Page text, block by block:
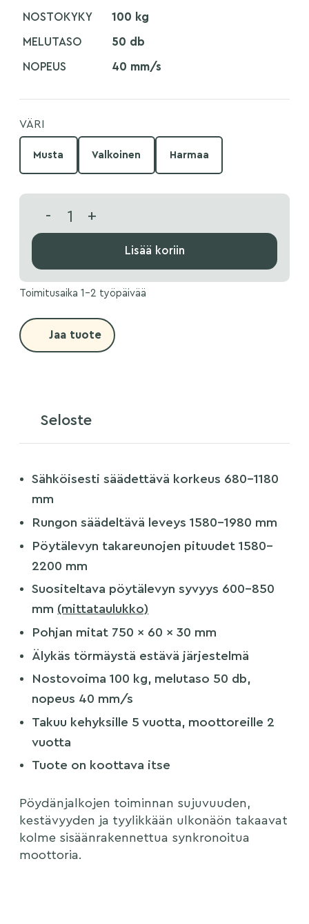
NOSTOKYKY 100 kg
MELUTASO 50 db
NOPEUS 40 mm/s
VÄRI
Musta Valkoinen Harmaa
- +
Lisää koriin
Toimitusaika 1-2 työpäivää
Jaa tuote
Seloste
Sähköisesti säädettävä korkeus 680–1180
mm
Rungon säädeltävä leveys 1580–1980 mm
Pöytälevyn takareunojen pituudet 1580–
2200 mm
Suositeltava pöytälevyn syvyys 600–850
mm (mittataulukko)
Pohjan mitat 750 x 60 x 30 mm
Älykäs törmäystä estävä järjestelmä
Nostovoima 100 kg, melutaso 50 db,
nopeus 40 mm/s
Takuu kehyksille 5 vuotta, moottoreille 2
vuotta
Tuote on koottava itse
Pöydänjalkojen toiminnan sujuvuuden,
kestävyyden ja tyylikkään ulkonäön takaavat
kolme sisäänrakennettua synkronoitua
moottoria.